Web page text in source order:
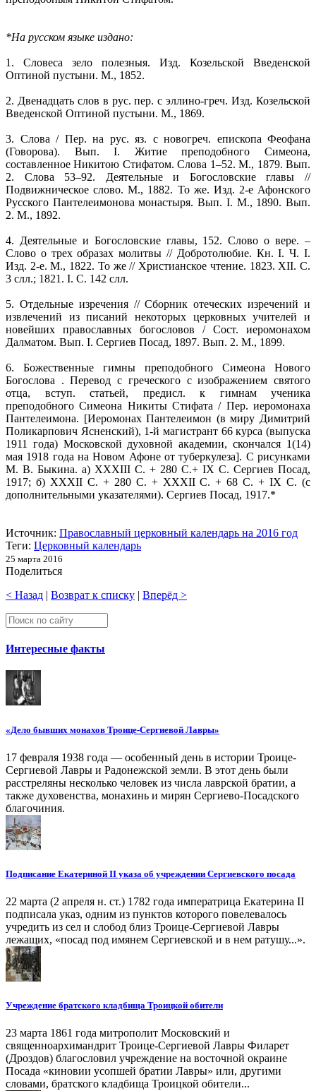
*На русском языке издано:
1. Словеса зело полезныя. Изд. Козельской Введенской
Оптиной пустыни. М., 1852.
2. Двенадцать слов в рус. пер. с эллино-греч. Изд. Козельской
Введенской Оптиной пустыни. М., 1869.
3. Слова / Пер. на рус. яз. с новогреч. епископа Феофана
(Говорова). Вып. I. Житие преподобного Симеона,
составленное Никитою Стифатом. Слова 1–52. М., 1879. Вып.
2. Слова 53–92. Деятельные и Богословские главы //
Подвижническое слово. М., 1882. То же. Изд. 2-е Афонского
Русского Пантелеимонова монастыря. Вып. I. М., 1890. Вып.
2. М., 1892.
4. Деятельные и Богословские главы, 152. Слово о вере. –
Слово о трех образах молитвы // Добротолюбие. Кн. I. Ч. I.
Изд. 2-е. М., 1822. То же // Христианское чтение. 1823. XII. С.
3 слл.; 1821. I. С. 142 слл.
5. Отдельные изречения // Сборник отеческих изречений и
извлечений из писаний некоторых церковных учителей и
новейших православных богословов / Сост. иеромонахом
Далматом. Вып. I. Сергиев Посад, 1897. Вып. 2. М., 1899.
6. Божественные гимны преподобного Симеона Нового
Богослова . Перевод с греческого с изображением святого
отца, вступ. статьей, предисл. к гимнам ученика
преподобного Симеона Никиты Стифата / Пер. иеромонаха
Пантелеимона. [Иеромонах Пантелеимон (в миру Димитрий
Поликарпович Ясненский), 1-й магистрант 66 курса (выпуска
1911 года) Московской духовной академии, скончался 1(14)
мая 1918 года на Новом Афоне от туберкулеза]. С рисунками
М. В. Быкина. а) XXXIII С. + 280 С.+ IX С. Сергиев Посад,
1917; б) XXXII С. + 280 С. + XXXII С. + 68 С. + IX С. (с
дополнительными указателями). Сергиев Посад, 1917.*
Источник: Православный церковный календарь на 2016 год
Теги: Церковный календарь
25 марта 2016
Поделиться
< Назад | Возврат к списку | Вперёд >
Интересные факты
«Дело бывших монахов Троице-Сергиевой Лавры»
17 февраля 1938 года — особенный день в истории Троице-
Сергиевой Лавры и Радонежской земли. В этот день были
расстреляны несколько человек из числа лаврской братии, а
также духовенства, монахинь и мирян Сергиево-Посадского
благочиния.
Подписание Екатериной II указа об учреждении Сергиевского посада
22 марта (2 апреля н. ст.) 1782 года императрица Екатерина II
подписала указ, одним из пунктов которого повелевалось
учредить из сел и слобод близ Троице-Сергиевой Лавры
лежащих, «посад под имянем Сергиевской и в нем ратушу...».
Учреждение братского кладбища Троицкой обители
23 марта 1861 года митрополит Московский и
священноархимандрит Троице-Сергиевой Лавры Филарет
(Дроздов) благословил учреждение на восточной окраине
Посада «киновии усопшей братии Лавры» или, другими
словами, братского кладбища Троицкой обители...